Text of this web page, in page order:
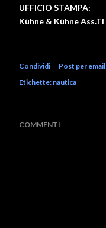
UFFICIO STAMPA:
Kühne & Kühne Ass.Ti
Condividi
Post per email
Etichette: nautica
COMMENTI